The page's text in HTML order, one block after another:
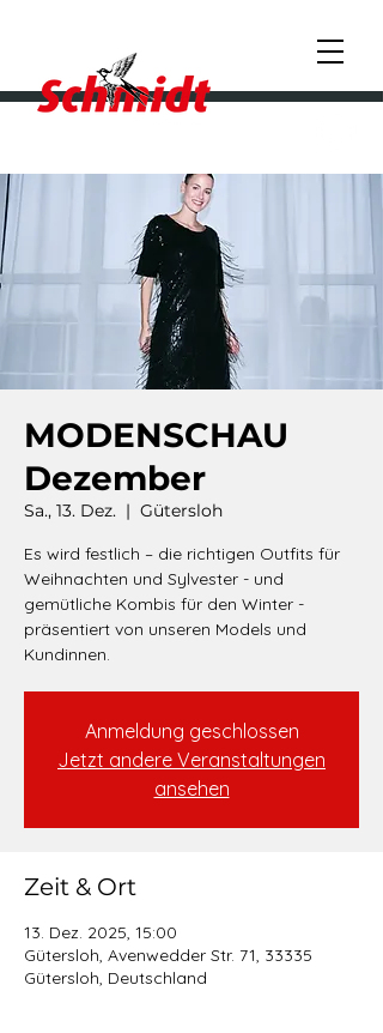
MODENSCHAU
Dezember
Sa., 13. Dez.
  |
Gütersloh
Es wird festlich – die richtigen Outfits für
Weihnachten und Sylvester - und
gemütliche Kombis für den Winter -
präsentiert von unseren Models und
Kundinnen.
Anmeldung geschlossen
Jetzt andere Veranstaltungen
ansehen
Zeit & Ort
13. Dez. 2025, 15:00
Gütersloh, Avenwedder Str. 71, 33335
Gütersloh, Deutschland